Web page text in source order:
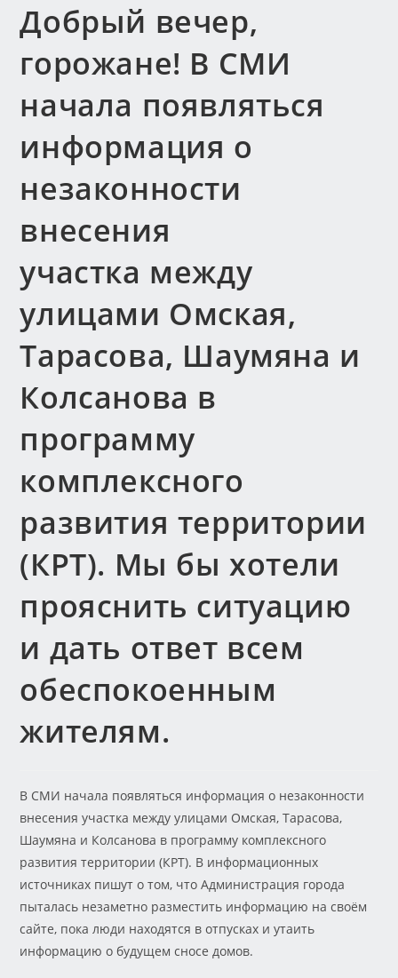
Добрый вечер,
горожане! В СМИ
начала появляться
информация о
незаконности
внесения
участка между
улицами Омская,
Тарасова, Шаумяна и
Колсанова в
программу
комплексного
развития территории
(КРТ). Мы бы хотели
прояснить ситуацию
и дать ответ всем
обеспокоенным
жителям.
В СМИ начала появляться информация о незаконности
внесения участка между улицами Омская, Тарасова,
Шаумяна и Колсанова в программу комплексного
развития территории (КРТ). В информационных
источниках пишут о том, что Администрация города
пыталась незаметно разместить информацию на своём
сайте, пока люди находятся в отпусках и утаить
информацию о будущем сносе домов.